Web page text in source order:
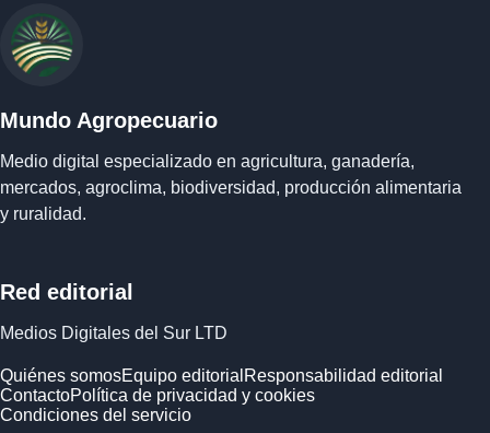
Mundo Agropecuario
Medio digital especializado en agricultura, ganadería,
mercados, agroclima, biodiversidad, producción alimentaria
y ruralidad.
Red editorial
Medios Digitales del Sur LTD
Quiénes somosEquipo editorial Responsabilidad editorial
ContactoPolítica de privacidad y cookies
Condiciones del servicio